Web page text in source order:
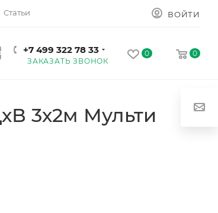
Статьи ВОЙТИ
+7 499 322 78 33
ЗАКАЗАТЬ ЗВОНОК
0 0
3х2м Мульти